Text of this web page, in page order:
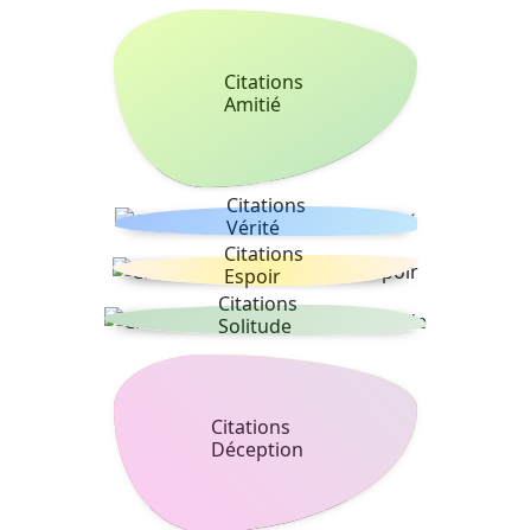
Citations
Amitié
Citations
Vérité
Citations
Espoir
Citations
Solitude
Citations
Déception